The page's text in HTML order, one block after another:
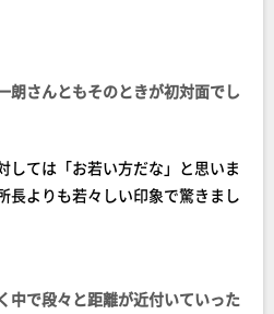
さんともそのときが初対面でし
しては「お若い方だな」と思いま
長よりも若々しい印象で驚きまし
で段々と距離が近付いていった